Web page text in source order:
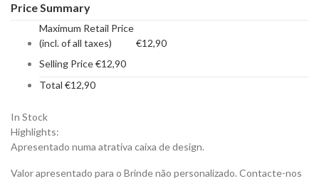
Price Summary
Maximum Retail Price
(incl. of all taxes)
€12,90
Selling Price€12,90
Total €12,90
In Stock
Highlights:
Apresentado numa atrativa caixa de design.
Valor apresentado para o Brinde não personalizado. Contacte-nos